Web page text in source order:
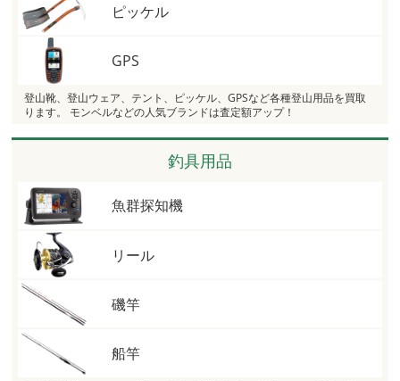
ピッケル
GPS
登山靴、登山ウェア、テント、ピッケル、GPSなど各種登山用品を買取
ります。 モンベルなどの人気ブランドは査定額アップ！
釣具用品
魚群探知機
リール
磯竿
船竿